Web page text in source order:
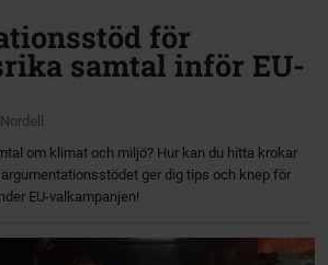
för
samtal inför EU-
om klimat och miljö? Hur kan du hitta krokar
ger dig tips och knep för
EU-valkampanjen!